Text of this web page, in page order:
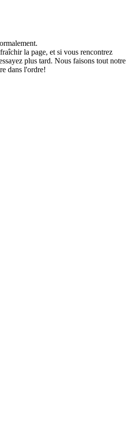
la page, et si vous rencontrez
plus tard. Nous faisons tout notre
dans l'ordre!